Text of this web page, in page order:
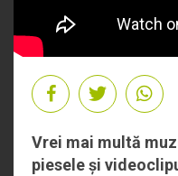
Vrei mai multă
piesele și